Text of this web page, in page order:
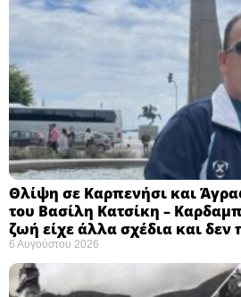
Θλίψη σε Καρπενήσι και
του Βασίλη Κατσίκη –
ζωή είχε άλλα σχέδια και δεν
6 Αυγούστου 2026